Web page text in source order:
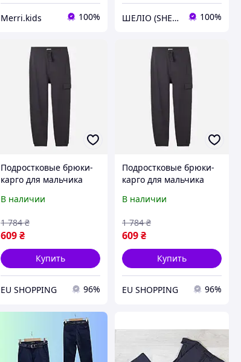
Merri.kids 100% ШЕЛІО (SHELIO) 100%
Подростковые брюки-
карго для мальчика
см Темно-серые
В наличии
609 ₴
1 784 ₴
Купить
EU SHOPPING 96%
Подростковые брюки-
карго для мальчика
см Темно-серые
В наличии
609₴
1 784 ₴
Купить
EU SHOPPING 96%